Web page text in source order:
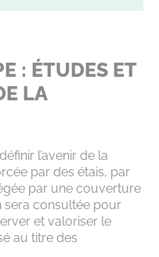
: ÉTUDES ET
LA
l’avenir de la
par des étais, par
par une couverture
sera consultée pour
et valoriser le
au titre des